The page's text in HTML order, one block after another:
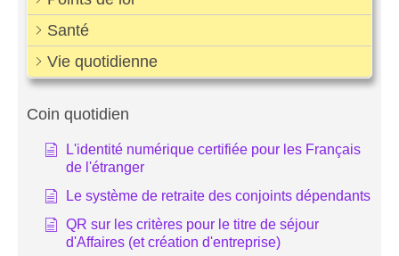
Santé
Vie quotidienne
Coin quotidien
L'identité numérique certifiée pour les Français
de l'étranger
Le système de retraite des conjoints dépendants
QR sur les critères pour le titre de séjour
d'Affaires (et création d'entreprise)